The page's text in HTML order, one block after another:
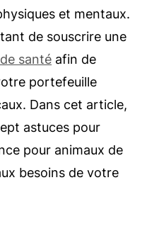
et mentaux.
de souscrire une
santé afin de
portefeuille
Dans cet article,
astuces pour
pour animaux de
besoins de votre